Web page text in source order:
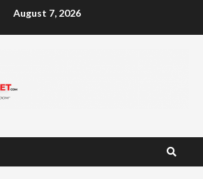
August 7, 2026